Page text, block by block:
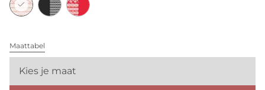
Maattabel
Kies je maat